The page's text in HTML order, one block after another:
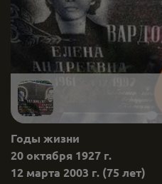
Годы жизни
20 октября 1927 г.
12 марта 2003 г. (75 лет)